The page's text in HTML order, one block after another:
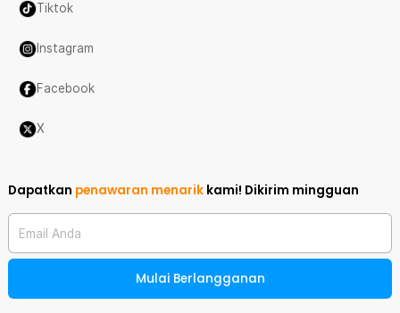
Tiktok
Instagram
Facebook
X
Dapatkan penawaran menarik kami! Dikirim mingguan
Email Anda
Mulai Berlangganan